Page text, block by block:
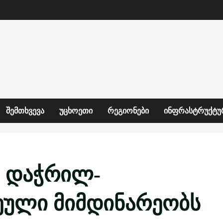
ᲨᲔᲛᲗᲮᲕᲔᲕᲐ ᲣᲪᲮᲝᲔᲗᲘ ᲠᲔᲒᲘᲝᲜᲔᲑᲘ
დაჭრილ-
მიმდინარეობს